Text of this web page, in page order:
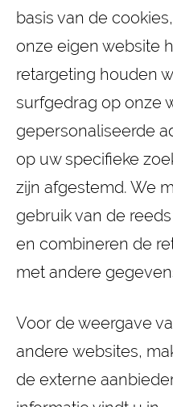
basis van de
onze eigen website
retargeting houden
surfgedrag op onze
gepersonaliseerde
op uw specifieke
zijn afgestemd. We
gebruik van de
en combineren de
met andere
Voor de weergave
andere websites,
de externe